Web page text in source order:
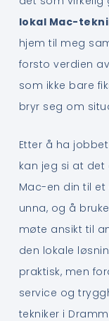
lokal Mac-
hjem til meg
forsto verdien
som ikke bare
bryr seg om
Etter å ha
kan jeg si at det
Mac-en din til
unna, og å
møte ansikt til
den lokale
praktisk, men
service og
tekniker i